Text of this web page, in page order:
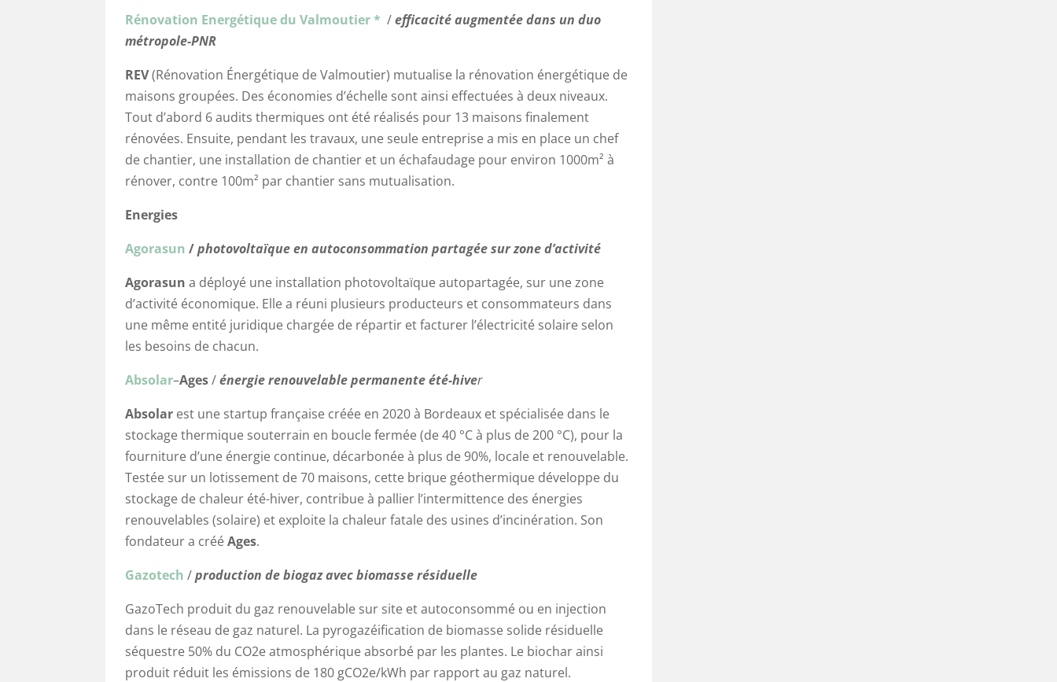
Rénovation Energétique du Valmoutier * /efficacité augmentée dans un duo
métropole-PNR
REV(Rénovation Énergétique de Valmoutier) mutualise la rénovation énergétique de
maisons groupées. Des économies d’échelle sont ainsi effectuées à deux niveaux.
Tout d’abord 6 audits thermiques ont été réalisés pour 13 maisons finalement
rénovées. Ensuite, pendant les travaux, une seule entreprise a mis en place un chef
de chantier, une installation de chantier et un échafaudage pour environ 1000m² à
rénover, contre 100m² par chantier sans mutualisation.
Energies
Agorasun /photovoltaïque en autoconsommation partagée sur zone d’activité
Agorasun a déployé une installation photovoltaïque autopartagée, sur une zone
d’activité économique. Elle a réuni plusieurs producteurs et consommateurs dans
une même entité juridique chargée de répartir et facturer l’électricité solaire selon
les besoins de chacun.
Absolar–Ages/ énergie renouvelable permanente été-hiver
Absolar est une startup française créée en 2020 à Bordeaux et spécialisée dans le
stockage thermique souterrain en boucle fermée (de 40 °C à plus de 200 °C), pour la
fourniture d’une énergie continue, décarbonée à plus de 90%, locale et renouvelable.
Testée sur un lotissement de 70 maisons, cette brique géothermique développe du
stockage de chaleur été-hiver, contribue à pallier l’intermittence des énergies
renouvelables (solaire) et exploite la chaleur fatale des usines d’incinération. Son
fondateur a crééAges.
Gazotech /production de biogaz avec biomasse résiduelle
GazoTech produit du gaz renouvelable sur site et autoconsommé ou en injection
dans le réseau de gaz naturel. La pyrogazéification de biomasse solide résiduelle
séquestre 50% du CO2e atmosphérique absorbé par les plantes. Le biochar ainsi
produit réduit les émissions de 180 gCO2e/kWh par rapport au gaz naturel.